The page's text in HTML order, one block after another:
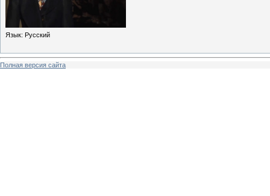
Язык: Русский
Полная версия сайта